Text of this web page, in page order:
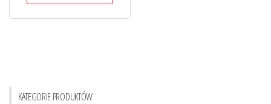
KATEGORIE PRODUKTÓW